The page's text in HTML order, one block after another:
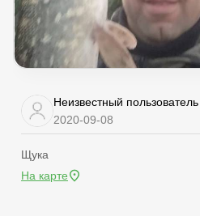
Неизвестный пользователь
2020-09-08
Щука
На карте